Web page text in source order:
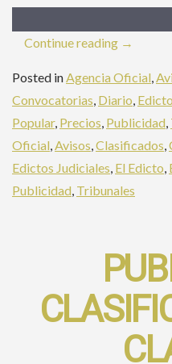
Continue reading «Publicar
en
Popular»
→
Posted inAgencia Oficial,
Convocatorias, Diario,
Popular, Precios, Publicidad,
Oficial,Avisos,Clasificados,
Edictos Judiciales, El Edicto,
Publicidad, Tribunales